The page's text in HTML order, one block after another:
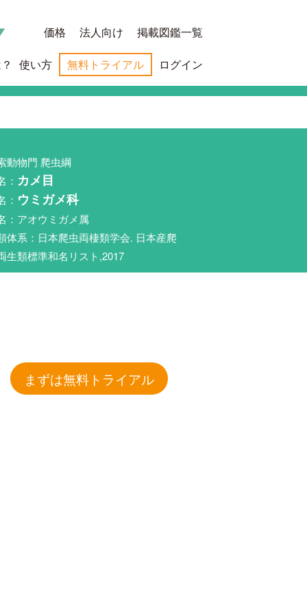
価格 法人向け 掲載図鑑一覧
使い方 無料トライアル ログイン
動物門 爬虫綱
： カメ目
： ウミガメ科
：アオウミガメ属
体系：日本爬虫両棲類学会. 日本産爬
生類標準和名リスト,2017
まずは無料トライアル